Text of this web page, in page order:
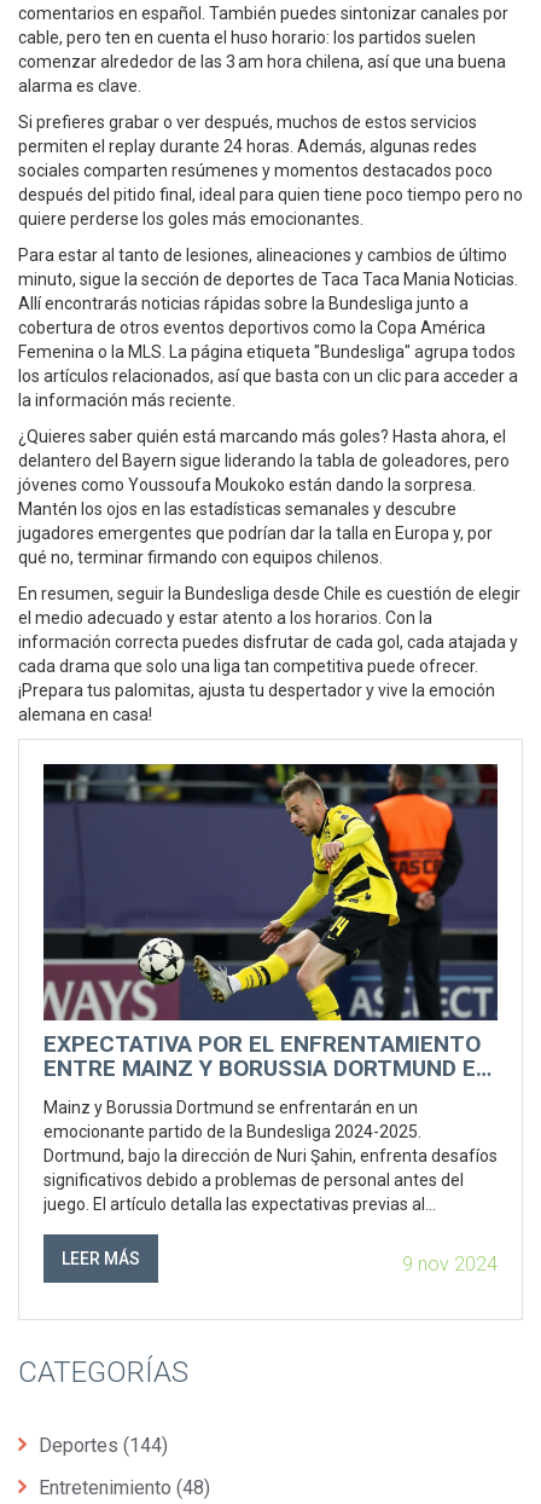
comentarios en español. También puedes sintonizar canales por
cable, pero ten en cuenta el huso horario: los partidos suelen
comenzar alrededor de las 3 am hora chilena, así que una buena
alarma es clave.
Si prefieres grabar o ver después, muchos de estos servicios
permiten el replay durante 24 horas. Además, algunas redes
sociales comparten resúmenes y momentos destacados poco
después del pitido final, ideal para quien tiene poco tiempo pero no
quiere perderse los goles más emocionantes.
Para estar al tanto de lesiones, alineaciones y cambios de último
minuto, sigue la sección de deportes de Taca Taca Mania Noticias.
Allí encontrarás noticias rápidas sobre la Bundesliga junto a
cobertura de otros eventos deportivos como la Copa América
Femenina o la MLS. La página etiqueta "Bundesliga" agrupa todos
los artículos relacionados, así que basta con un clic para acceder a
la información más reciente.
¿Quieres saber quién está marcando más goles? Hasta ahora, el
delantero del Bayern sigue liderando la tabla de goleadores, pero
jóvenes como Youssoufa Moukoko están dando la sorpresa.
Mantén los ojos en las estadísticas semanales y descubre
jugadores emergentes que podrían dar la talla en Europa y, por
qué no, terminar firmando con equipos chilenos.
En resumen, seguir la Bundesliga desde Chile es cuestión de elegir
el medio adecuado y estar atento a los horarios. Con la
información correcta puedes disfrutar de cada gol, cada atajada y
cada drama que solo una liga tan competitiva puede ofrecer.
¡Prepara tus palomitas, ajusta tu despertador y vive la emoción
alemana en casa!
EXPECTATIVA POR EL ENFRENTAMIENTO
ENTRE MAINZ Y BORUSSIA DORTMUND EN
Mainz y Borussia Dortmund se enfrentarán en un
emocionante partido de la Bundesliga 2024-2025.
Dortmund, bajo la dirección de Nuri Şahin, enfrenta desafíos
significativos debido a problemas de personal antes del
juego. El artículo detalla las expectativas previas al
resultados del enfrentamiento.
LEER MÁS 9 nov 2024
CATEGORÍAS
Deportes (144)
Entretenimiento (48)